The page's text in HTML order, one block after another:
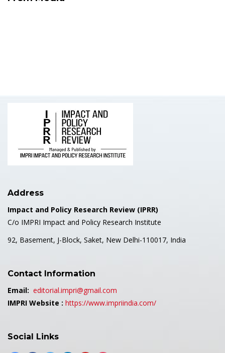
Address
Impact and Policy Research Review (IPRR)
C/o IMPRI Impact and Policy Research Institute
92, Basement, J-Block, Saket, New Delhi-110017, India
Contact Information
Email: editorial.impri@gmail.com
IMPRI Website : https://www.impriindia.com/
Social Links